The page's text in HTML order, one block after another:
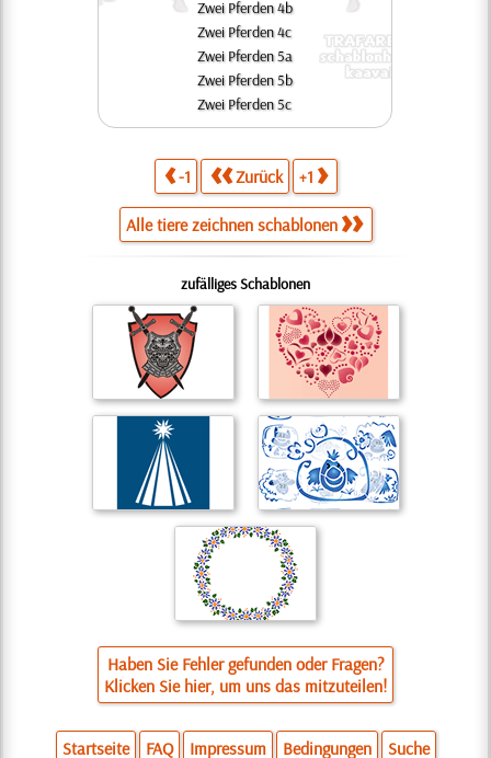
Zwei Pferden 4b
Zwei Pferden 4c
Zwei Pferden 5a
Zwei Pferden 5b
Zwei Pferden 5c
-1 Zurück +1
Alle tiere zeichnen schablonen
zufälliges Schablonen
Haben Sie Fehler gefunden oder Fragen?
Klicken Sie hier, um uns das mitzuteilen!
Startseite FAQ Impressum Bedingungen Suche